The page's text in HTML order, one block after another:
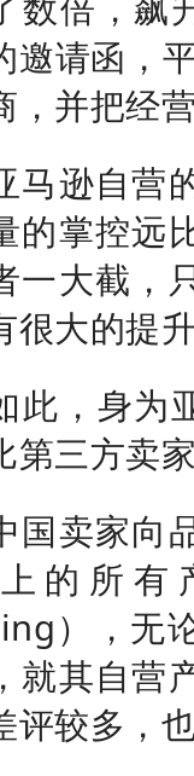
邀请函，
，并把经
马逊自营
的掌控远
一大截，
很大的提
此，身为
第三方卖
国卖家向
的所有
），无
就其自营
评较多，